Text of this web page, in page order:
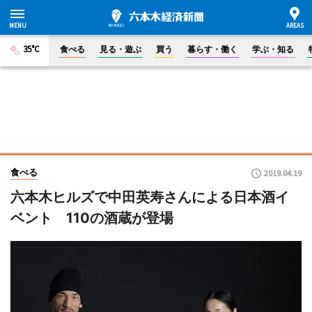
35°C 食べる 見る・遊ぶ 買う 暮らす・働く 学ぶ・知る
食べる 2019.04.19
六本木ヒルズで中田英寿さんによる日本酒イ
ベント 110の酒蔵が登場